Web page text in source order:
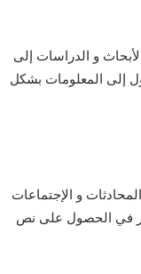
و الدراسات إلى
إلى المعلومات بشكل
و الإجتماعات
في الحصول على نص